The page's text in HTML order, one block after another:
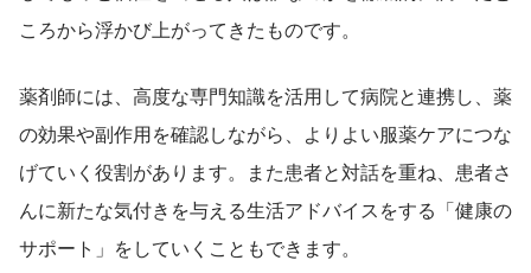
ころから浮かび上がってきたものです。
薬剤師には、高度な専門知識を活用して病院と連携し、薬
の効果や副作用を確認しながら、よりよい服薬ケアにつな
げていく役割があります。また患者と対話を重ね、患者さ
んに新たな気付きを与える生活アドバイスをする「健康の
サポート」をしていくこともできます。